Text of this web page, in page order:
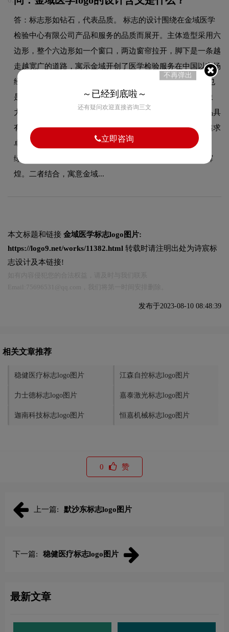
答：标志形如钻石，代表品质。 标志的设计围绕在金域医学
检验中心有限公司产品和服务的品质而展开。主体造型采用六
边形，整个六边形如一个窗口，两边窗帘拉开，脚下是一条越
走越宽广的道路，寓示金域开创了医学检验服务在中国以市场
经济模式运作之先河，具有无限的发展空间。 同时六边形也
是钻石的原子形状，空白的负形凸显钻石的结构，富有想象
力，象征金域提供的服务是钻石级的服务，金域提供的产品具
有钻石般的品质。更好地体现了金域的口号：专注专业，追求
卓越！ 标志采用绿色和橙黄，意味着生态健康与收获财富。
绿色是中国的医用传统色之一，稳重、厚实；橙黄灿烂、辉
煌。二者结合，寓意金域...
本文标题和链接 金域医学标志logo图片:
https://logo9.net/works/11382.html 转载时请注明出处为诗宸标
志设计及本链接!
发布于2023-08-10 08:48:39
相关文章推荐
稳健医疗标志logo图片 江森自控标志logo图片
力士德标志logo图片 嘉泰激光标志logo图片
迦南科技标志logo图片 恒嘉机械标志logo图片
0 赞
上一篇: 默沙东标志logo图片
下一篇: 稳健医疗标志logo图片
最新文章
不再弹出
～已经到底啦～
还有疑问欢迎直接咨询三文
立即咨询